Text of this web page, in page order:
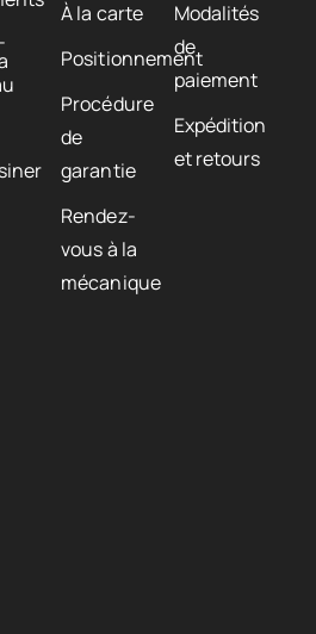
À la carte
Positionnement
Procédure
de
garantie
Rendez-
vous à la
mécanique
Modalités
de
paiement
Expédition
et retours